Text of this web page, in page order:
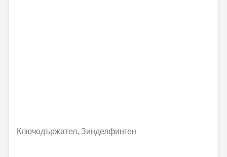
Ключодържател, Зинделфинген